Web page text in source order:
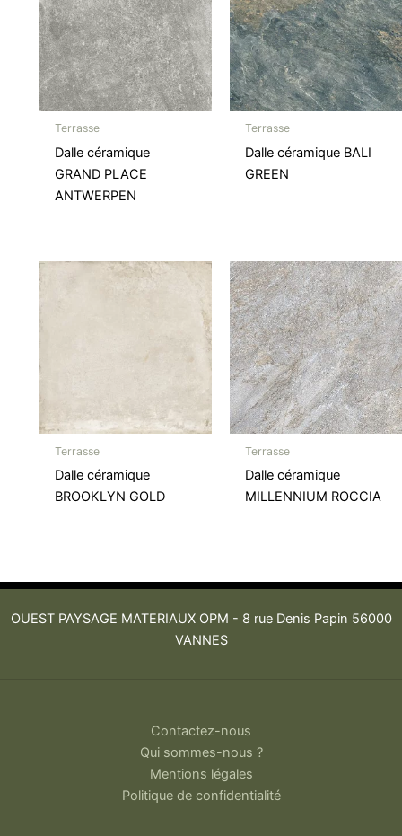
Terrasse
Dalle céramique
GRAND PLACE
ANTWERPEN
Terrasse
Dalle céramique BALI
GREEN
Terrasse
Dalle céramique
BROOKLYN GOLD
Terrasse
Dalle céramique
MILLENNIUM ROCCIA
OUEST PAYSAGE MATERIAUX OPM - 8 rue Denis Papin 56000
VANNES
Contactez-nous
Qui sommes-nous ?
Mentions légales
Politique de confidentialité